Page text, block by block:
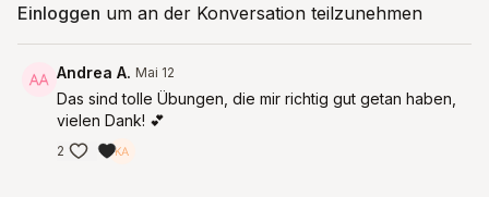
Einloggen um an der Konversation teilzunehmen
Andrea A. Mai 12
Das sind tolle Übungen, die mir richtig gut getan haben,
vielen Dank! 💕
2